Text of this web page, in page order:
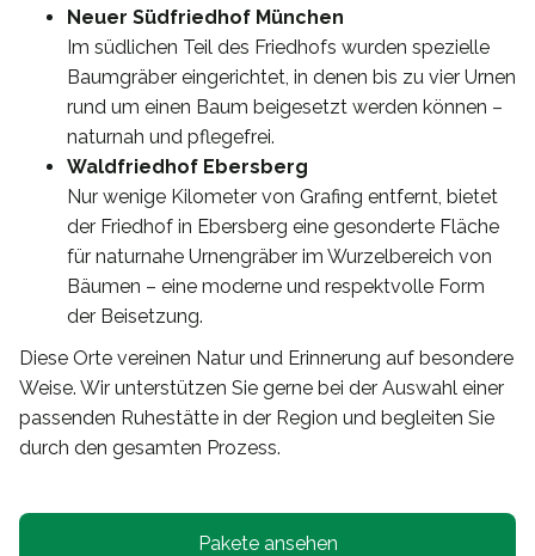
Neuer Südfriedhof München
Im südlichen Teil des Friedhofs wurden spezielle
Baumgräber eingerichtet, in denen bis zu vier Urnen
rund um einen Baum beigesetzt werden können –
naturnah und pflegefrei.
Waldfriedhof Ebersberg
Nur wenige Kilometer von Grafing entfernt, bietet
der Friedhof in Ebersberg eine gesonderte Fläche
für naturnahe Urnengräber im Wurzelbereich von
Bäumen – eine moderne und respektvolle Form
der Beisetzung.
Diese Orte vereinen Natur und Erinnerung auf besondere
Weise. Wir unterstützen Sie gerne bei der Auswahl einer
passenden Ruhestätte in der Region und begleiten Sie
durch den gesamten Prozess.
Pakete ansehen